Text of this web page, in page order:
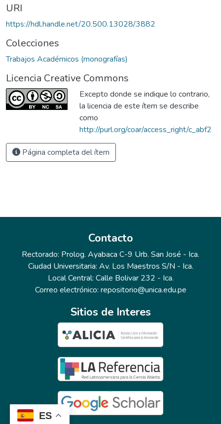
ES
URI
https://hdl.handle.net/20.500.13028/3882
Colecciones
Trabajos Académicos (monografías)
Licencia Creative Commons
Excepto donde se indique lo contrario,
la licencia de este ítem se describe
como
http://purl.org/coar/access_right/c_abf2
Página completa del ítem
Contacto
Rectorado: Prolog. Ayabaca C-9 Urb. San José - Ica.
Ciudad Universitaria: Av. Los Maestros S/N - Ica.
Local Central: Calle Bolivar 232 - Ica.
Correo electrónico: repositorio@unica.edu.pe
Sitios de Interes